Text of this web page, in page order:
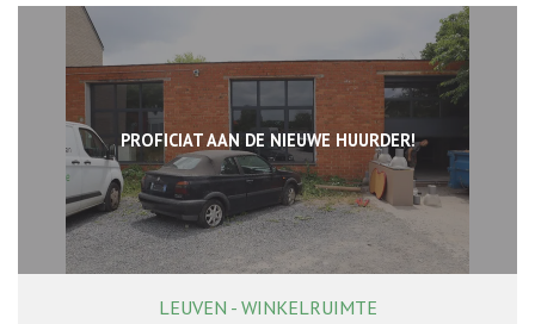
PROFICIAT AAN DE NIEUWE HUURDER!
500 m²
LEUVEN - WINKELRUIMTE